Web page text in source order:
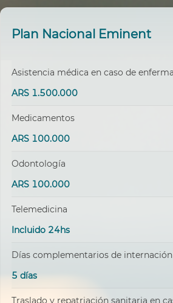
Plan Nacional Eminent
Asistencia médica en caso de
ARS 1.500.000
Medicamentos
ARS 100.000
Odontología
ARS 100.000
Telemedicina
Incluido 24hs
Días complementarios de internación
5 días
Traslado y repatriación sanitaria en